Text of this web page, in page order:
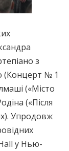
з
(Концерт № 1
(«Місто
(«Після
Упродовж
у Нью-